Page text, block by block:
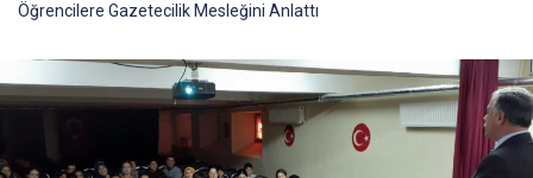
Öğrencilere Gazetecilik Mesleğini Anlattı